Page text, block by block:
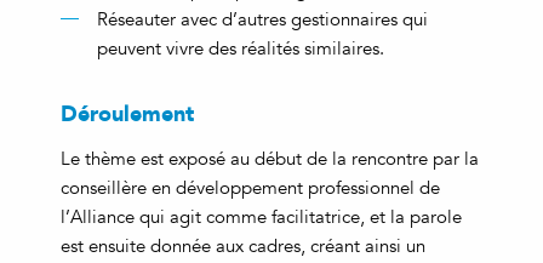
Réseauter avec d’autres gestionnaires qui
peuvent vivre des réalités similaires.
Déroulement
Le thème est exposé au début de la rencontre par la
conseillère en développement professionnel de
l’Alliance qui agit comme facilitatrice, et la parole
est ensuite donnée aux cadres, créant ainsi un